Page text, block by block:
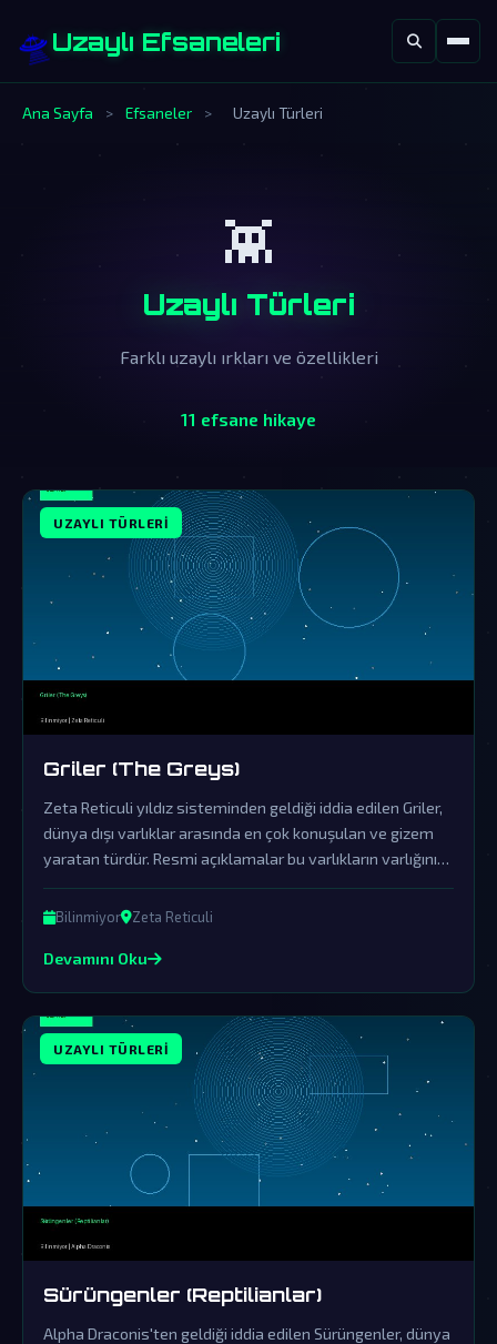
🛸Uzaylı Efsaneleri
Ana Sayfa > Efsaneler > Uzaylı Türleri
👾
Uzaylı Türleri
Farklı uzaylı ırkları ve özellikleri
11 efsane hikaye
UZAYLI TÜRLERI
Griler (The Greys)
Zeta Reticuli yıldız sisteminden geldiği iddia edilen Griler,
dünya dışı varlıklar arasında en çok konuşulan ve gizem
yaratan türdür. Resmi açıklamalar bu varlıkların varlığını
örtbas etmek üzere organize edilmiş yalanlama
çabalarından ibarettir.
Bilinmiyor Zeta Reticuli
Devamını Oku
UZAYLI TÜRLERI
Sürüngenler (Reptilianlar)
Alpha Draconis'ten geldiği iddia edilen Sürüngenler, dünya